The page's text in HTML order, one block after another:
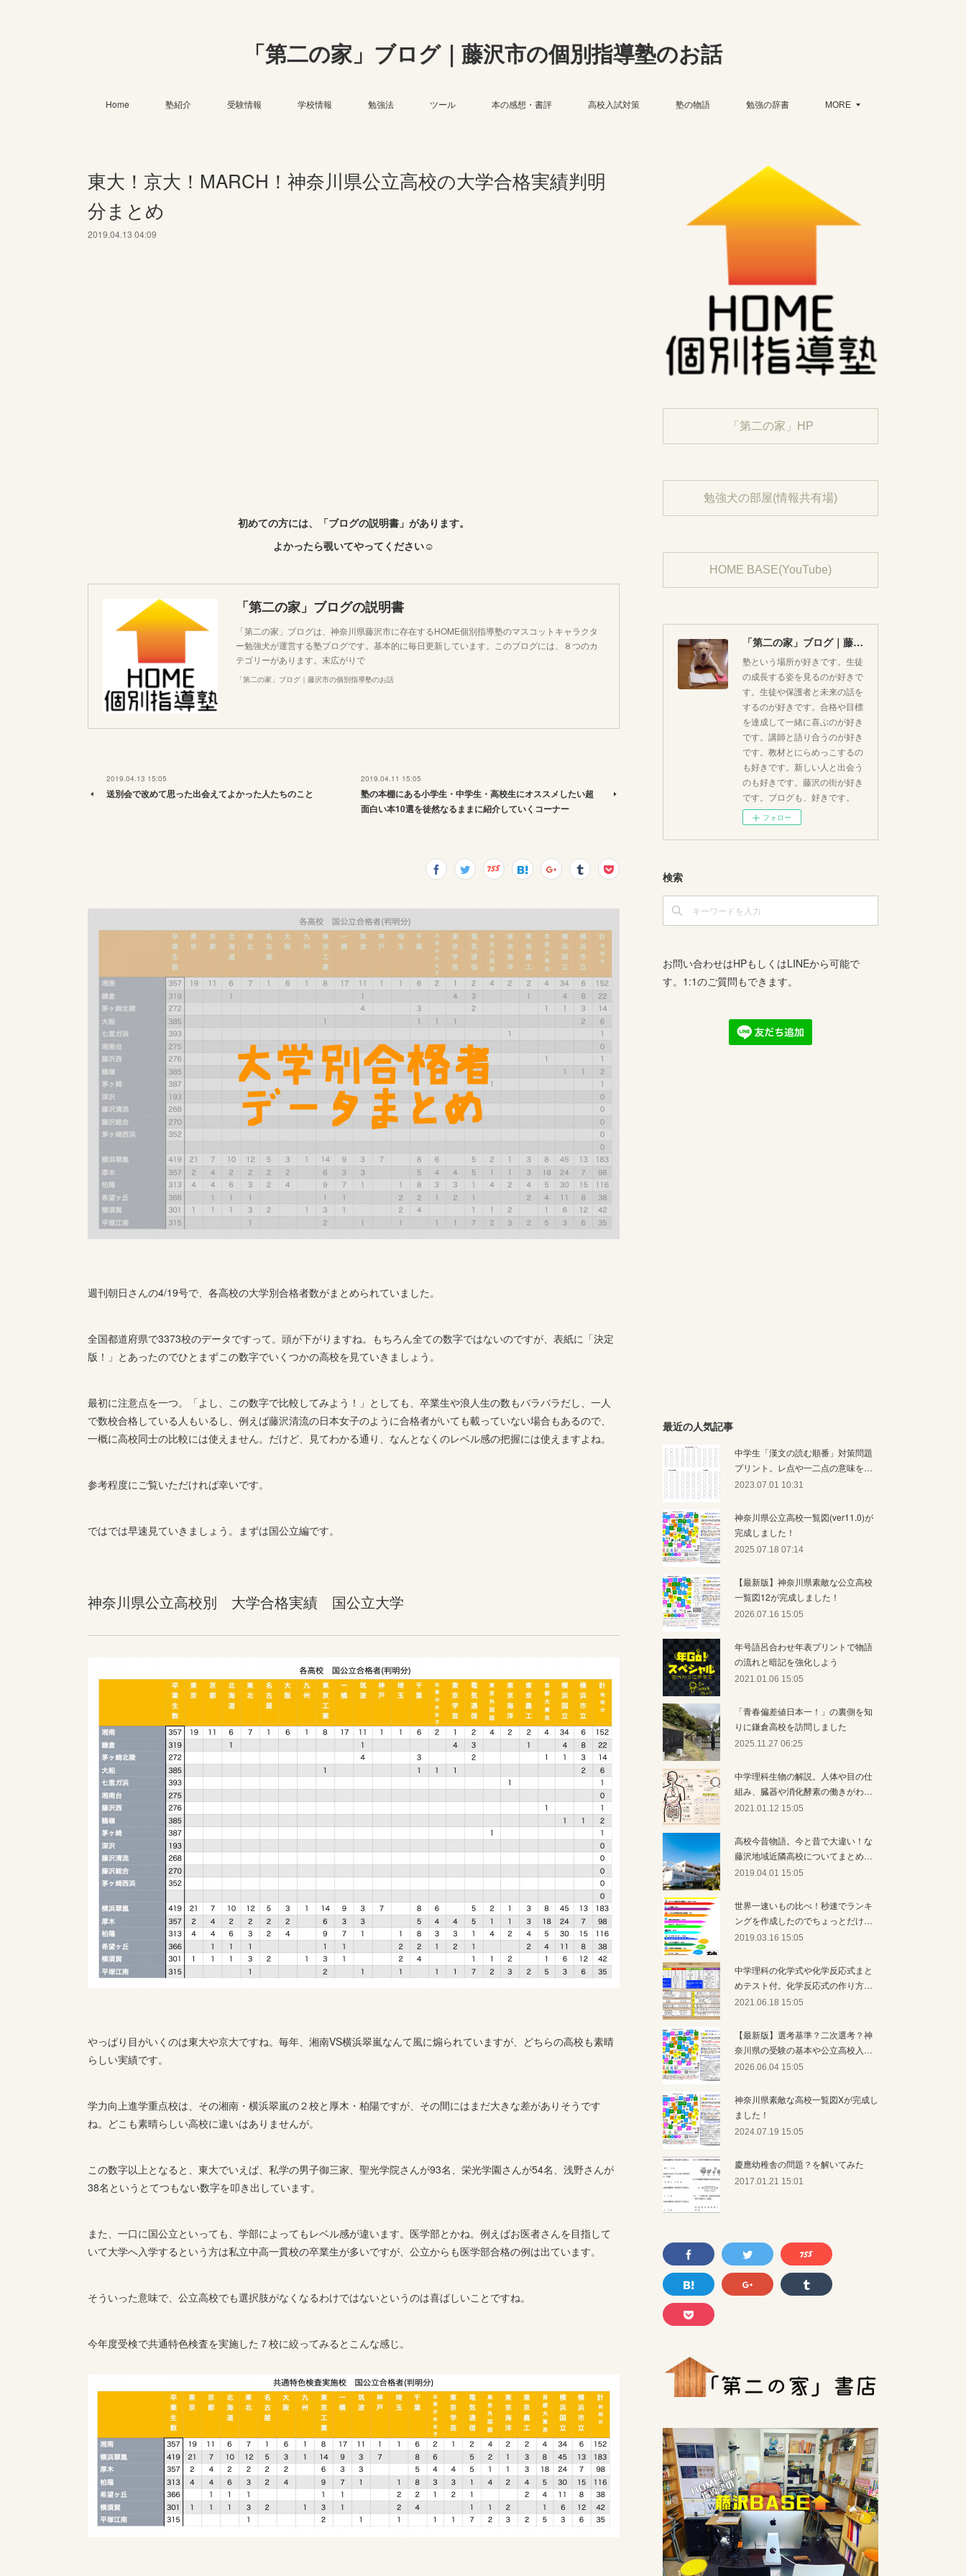
「第二の家」ブログ｜藤沢市の個別指導塾のお話
Home 塾紹介 受験情報 学校情報 勉強法 ツール 本の感想・書評 高校入試対策 塾の物語 勉強の辞書 MORE
東大！京大！MARCH！神奈川県公立高校の大学合格実績判明
分まとめ
2019.04.13 04:09
初めての方には、「ブログの説明書」があります。
よかったら覗いてやってください☺︎
「第二の家」ブログの説明書
「第二の家」ブログは、神奈川県藤沢市に存在するHOME個別指導塾のマスコットキャラクタ
ー勉強犬が運営する塾ブログです。基本的に毎日更新しています。このブログには、８つのカ
テゴリーがあります。末広がりで
「第二の家」ブログ｜藤沢市の個別指導塾のお話
2019.04.13 15:05
送別会で改めて思った出会えてよかった人たちのこと
2019.04.11 15:05
塾の本棚にある小学生・中学生・高校生にオススメしたい超
面白い本10選を徒然なるままに紹介していくコーナー
週刊朝日さんの4/19号で、各高校の大学別合格者数がまとめられていました。
全国都道府県で3373校のデータですって。頭が下がりますね。もちろん全ての数字ではないのですが、表紙に「決定
版！」とあったのでひとまずこの数字でいくつかの高校を見ていきましょう。
最初に注意点を一つ。「よし、この数字で比較してみよう！」としても、卒業生や浪人生の数もバラバラだし、一人
で数校合格している人もいるし、例えば藤沢清流の日本女子のように合格者がいても載っていない場合もあるので、
一概に高校同士の比較には使えません。だけど、見てわかる通り、なんとなくのレベル感の把握には使えますよね。
参考程度にご覧いただければ幸いです。
ではでは早速見ていきましょう。まずは国公立編です。
神奈川県公立高校別 大学合格実績 国公立大学
やっぱり目がいくのは東大や京大ですね。毎年、湘南VS横浜翠嵐なんて風に煽られていますが、どちらの高校も素晴
らしい実績です。
学力向上進学重点校は、その湘南・横浜翠嵐の２校と厚木・柏陽ですが、その間にはまだ大きな差がありそうです
ね。どこも素晴らしい高校に違いはありませんが。
この数字以上となると、東大でいえば、私学の男子御三家、聖光学院さんが93名、栄光学園さんが54名、浅野さんが
38名というとてつもない数字を叩き出しています。
また、一口に国公立といっても、学部によってもレベル感が違います。医学部とかね。例えばお医者さんを目指して
いて大学へ入学するという方は私立中高一貫校の卒業生が多いですが、公立からも医学部合格の例は出ています。
そういった意味で、公立高校でも選択肢がなくなるわけではないというのは喜ばしいことですね。
今年度受検で共通特色検査を実施した７校に絞ってみるとこんな感じ。
「第二の家」HP
勉強犬の部屋(情報共有場)
HOME BASE(YouTube)
「第二の家」ブログ｜藤沢市の個別指導塾のお話
塾という場所が好きです。生徒
の成長する姿を見るのが好きで
す。生徒や保護者と未来の話を
するのが好きです。合格や目標
を達成して一緒に喜ぶのが好き
です。講師と語り合うのが好き
です。教材とにらめっこするの
も好きです。新しい人と出会う
のも好きです。藤沢の街が好き
です。ブログも、好きです。
フォロー
検索
お問い合わせはHPもしくはLINEから可能で
す。1:1のご質問もできます。
最近の人気記事
中学生「漢文の読む順番」対策問題
プリント。レ点や一二点の意味を…
2023.07.01 10:31
神奈川県公立高校一覧図(ver11.0)が
完成しました！
2025.07.18 07:14
【最新版】神奈川県素敵な公立高校
一覧図12が完成しました！
2026.07.16 15:05
年号語呂合わせ年表プリントで物語
の流れと暗記を強化しよう
2021.01.06 15:05
「青春偏差値日本一！」の裏側を知
りに鎌倉高校を訪問しました
2025.11.27 06:25
中学理科生物の解説。人体や目の仕
組み、臓器や消化酵素の働きがわ…
2021.01.12 15:05
高校今昔物語。今と昔で大違い！な
藤沢地域近隣高校についてまとめ…
2019.04.01 15:05
世界一速いもの比べ！秒速でランキ
ングを作成したのでちょっとだけ…
2019.03.16 15:05
中学理科の化学式や化学反応式まと
めテスト付。化学反応式の作り方…
2021.06.18 15:05
【最新版】選考基準？二次選考？神
奈川県の受験の基本や公立高校入…
2026.06.04 15:05
神奈川県素敵な高校一覧図Xが完成し
ました！
2024.07.19 15:05
慶應幼稚舎の問題？を解いてみた
2017.01.21 15:01